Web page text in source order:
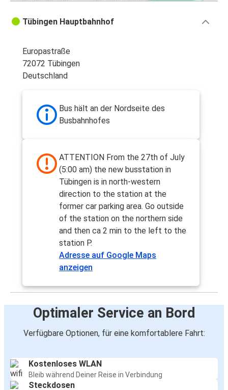
Tübingen Hauptbahnhof
Europastraße
72072 Tübingen
Deutschland
Bus hält an der Nordseite des
Busbahnhofes
ATTENTION From the 27th of July
(5:00 am) the new busstation in
Tübingen is in north-western
direction to the station at the
former car parking area. Go outside
of the station on the northern side
and then ca 2 min to the left to the
station P.
Adresse auf Google Maps
anzeigen
Optimaler Service an Bord
Verfügbare Optionen, für eine komfortablere Fahrt:
Kostenloses WLAN
Bleib während Deiner Reise in Verbindung
Steckdosen